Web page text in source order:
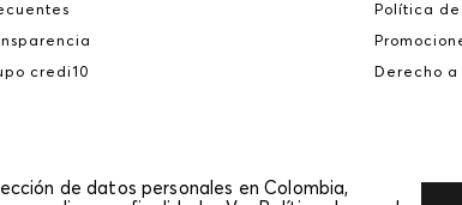
credi10
Política
Derecho
de datos personales en Colombia,